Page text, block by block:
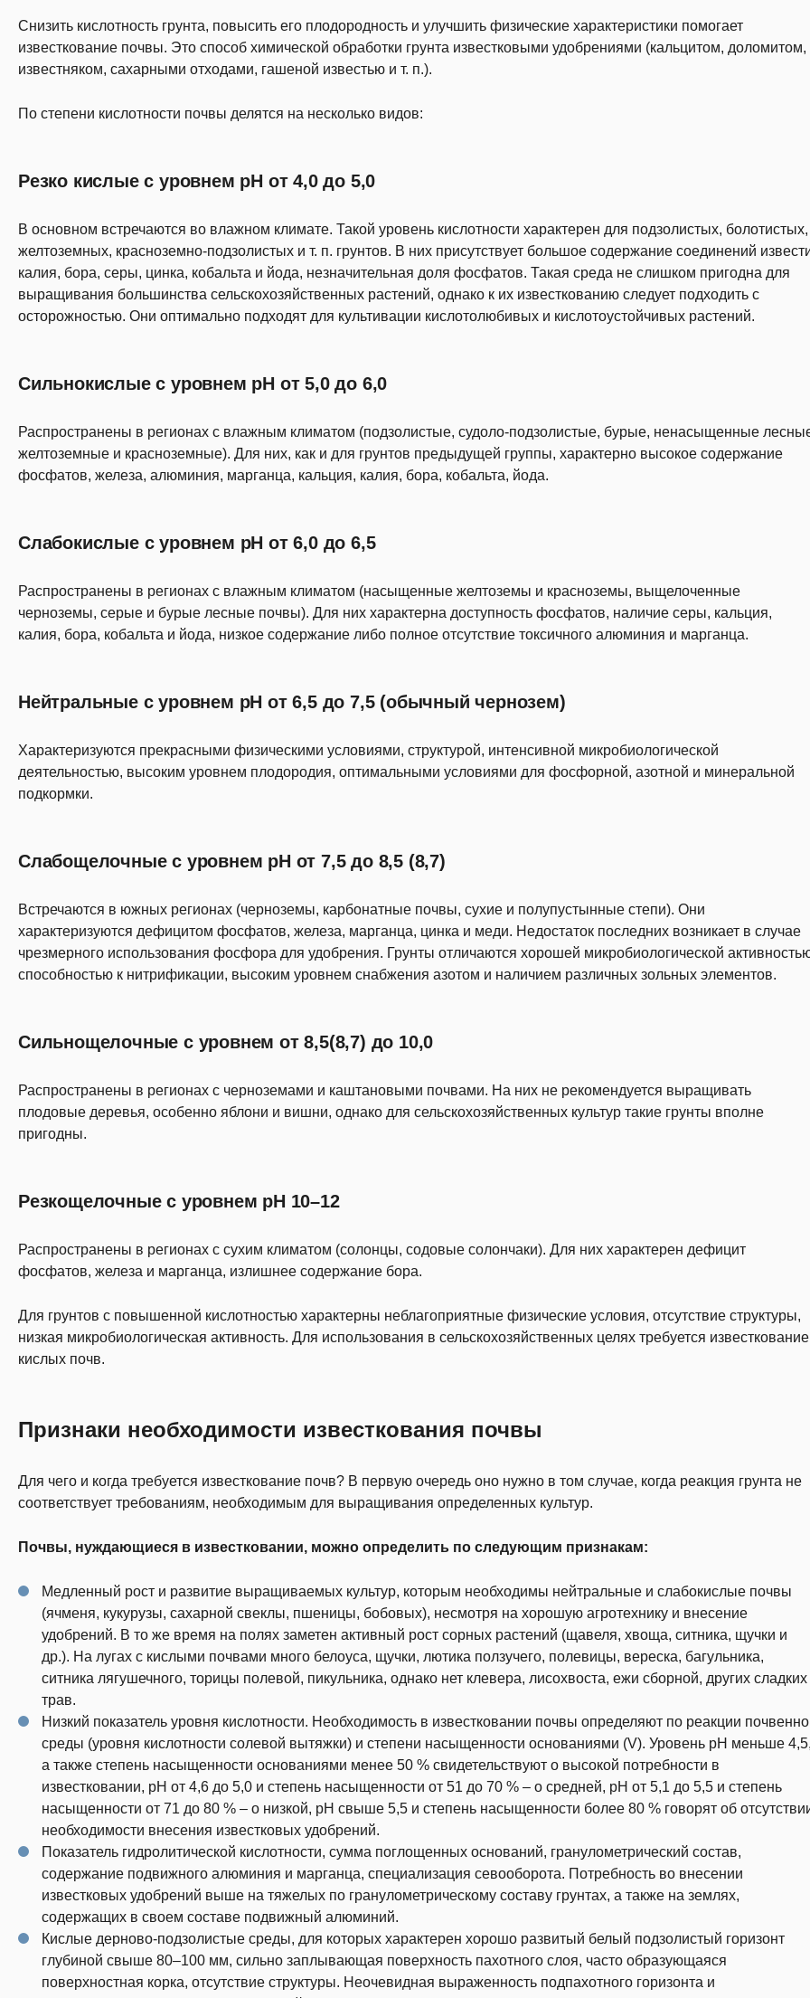
Снизить кислотность грунта, повысить его плодородность и улучшить физические характеристики помогает
известкование почвы. Это способ химической обработки грунта известковыми удобрениями (кальцитом, доломитом,
известняком, сахарными отходами, гашеной известью и т. п.).
По степени кислотности почвы делятся на несколько видов:
Резко кислые с уровнем рН от 4,0 до 5,0
В основном встречаются во влажном климате. Такой уровень кислотности характерен для подзолистых, болотистых,
желтоземных, красноземно-подзолистых и т. п. грунтов. В них присутствует большое содержание соединений
калия, бора, серы, цинка, кобальта и йода, незначительная доля фосфатов. Такая среда не слишком пригодна для
выращивания большинства сельскохозяйственных растений, однако к их известкованию следует подходить с
осторожностью. Они оптимально подходят для культивации кислотолюбивых и кислотоустойчивых растений.
Сильнокислые с уровнем рН от 5,0 до 6,0
Распространены в регионах с влажным климатом (подзолистые, судоло-подзолистые, бурые, ненасыщенные
желтоземные и красноземные). Для них, как и для грунтов предыдущей группы, характерно высокое содержание
фосфатов, железа, алюминия, марганца, кальция, калия, бора, кобальта, йода.
Слабокислые с уровнем рН от 6,0 до 6,5
Распространены в регионах с влажным климатом (насыщенные желтоземы и красноземы, выщелоченные
черноземы, серые и бурые лесные почвы). Для них характерна доступность фосфатов, наличие серы, кальция,
калия, бора, кобальта и йода, низкое содержание либо полное отсутствие токсичного алюминия и марганца.
Нейтральные с уровнем pH от 6,5 до 7,5 (обычный чернозем)
Характеризуются прекрасными физическими условиями, структурой, интенсивной микробиологической
деятельностью, высоким уровнем плодородия, оптимальными условиями для фосфорной, азотной и минеральной
подкормки.
Слабощелочные с уровнем pH от 7,5 до 8,5 (8,7)
Встречаются в южных регионах (черноземы, карбонатные почвы, сухие и полупустынные степи). Они
характеризуются дефицитом фосфатов, железа, марганца, цинка и меди. Недостаток последних возникает в случае
чрезмерного использования фосфора для удобрения. Грунты отличаются хорошей микробиологической
способностью к нитрификации, высоким уровнем снабжения азотом и наличием различных зольных элементов.
Сильнощелочные с уровнем от 8,5(8,7) до 10,0
Распространены в регионах с черноземами и каштановыми почвами. На них не рекомендуется выращивать
плодовые деревья, особенно яблони и вишни, однако для сельскохозяйственных культур такие грунты вполне
пригодны.
Резкощелочные с уровнем pH 10–12
Распространены в регионах с сухим климатом (солонцы, содовые солончаки). Для них характерен дефицит
фосфатов, железа и марганца, излишнее содержание бора.
Для грунтов с повышенной кислотностью характерны неблагоприятные физические условия, отсутствие структуры,
низкая микробиологическая активность. Для использования в сельскохозяйственных целях требуется известкование
кислых почв.
Признаки необходимости известкования почвы
Для чего и когда требуется известкование почв? В первую очередь оно нужно в том случае, когда реакция грунта не
соответствует требованиям, необходимым для выращивания определенных культур.
Почвы, нуждающиеся в известковании, можно определить по следующим признакам:
Медленный рост и развитие выращиваемых культур, которым необходимы нейтральные и слабокислые почвы
(ячменя, кукурузы, сахарной свеклы, пшеницы, бобовых), несмотря на хорошую агротехнику и внесение
удобрений. В то же время на полях заметен активный рост сорных растений (щавеля, хвоща, ситника, щучки и
др.). На лугах с кислыми почвами много белоуса, щучки, лютика ползучего, полевицы, вереска, багульника,
ситника лягушечного, торицы полевой, пикульника, однако нет клевера, лисохвоста, ежи сборной, других сладких
трав.
Низкий показатель уровня кислотности. Необходимость в известковании почвы определяют по реакции
среды (уровня кислотности солевой вытяжки) и степени насыщенности основаниями (V). Уровень pH меньше
а также степень насыщенности основаниями менее 50 % свидетельствуют о высокой потребности в
известковании, рН от 4,6 до 5,0 и степень насыщенности от 51 до 70 % – о средней, рН от 5,1 до 5,5 и степень
насыщенности от 71 до 80 % – о низкой, pH свыше 5,5 и степень насыщенности более 80 % говорят об
необходимости внесения известковых удобрений.
Показатель гидролитической кислотности, сумма поглощенных оснований, гранулометрический состав,
содержание подвижного алюминия и марганца, специализация севооборота. Потребность во внесении
известковых удобрений выше на тяжелых по гранулометрическому составу грунтах, а также на землях,
содержащих в своем составе подвижный алюминий.
Кислые дерново-подзолистые среды, для которых характерен хорошо развитый белый подзолистый горизонт
глубиной свыше 80–100 мм, сильно заплывающая поверхность пахотного слоя, часто образующаяся
поверхностная корка, отсутствие структуры. Неочевидная выраженность подпахотного горизонта и